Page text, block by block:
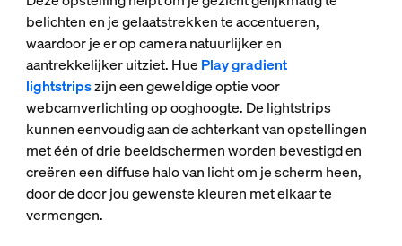
belichten en je gelaatstrekken te accentueren,
waardoor je er op camera natuurlijker en
aantrekkelijker uitziet. Hue Play gradient
lightstripszijn een geweldige optie voor
webcamverlichting op ooghoogte. De lightstrips
kunnen eenvoudig aan de achterkant van opstellingen
met één of drie beeldschermen worden bevestigd en
creëren een diffuse halo van licht om je scherm heen,
door de door jou gewenste kleuren met elkaar te
vermengen.